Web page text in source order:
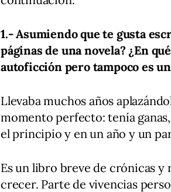
1.- Asumiendo que te gusta
páginas de una novela? ¿En
autoficción pero tampoco es
Llevaba muchos años
momento perfecto: tenía
el principio y en un año y un
Es un libro breve de crónicas
crecer. Parte de vivencias